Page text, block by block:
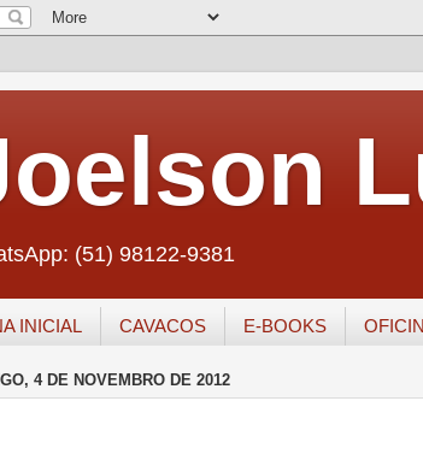
(51) 98122-9381
INICIAL CAVACOS E-BOOKS
4 DE NOVEMBRO DE 2012